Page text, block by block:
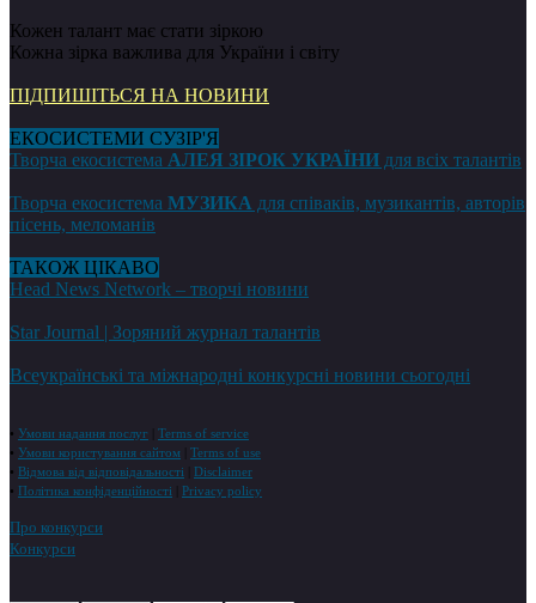
Кожен талант має стати зіркою
Кожна зірка важлива для України і світу
ПІДПИШІТЬСЯ НА НОВИНИ
ЕКОСИСТЕМИ СУЗІР'Я
Творча екосистема АЛЕЯ ЗІРОК УКРАЇНИ для всіх талантів
Творча екосистема МУЗИКА для співаків, музикантів, авторів
пісень, меломанів
ТАКОЖ ЦІКАВО
Head News Network – творчі новини
Star Journal | Зоряний журнал талантів
Всеукраїнські та міжнародні конкурсні новини сьогодні
• Умови надання послуг
Terms of service
• Умови користування сайтом
Terms of use
• Відмова від відповідальності
Disclaimer
• Політика конфіденційності Privacy policy
Про конкурси
Конкурси